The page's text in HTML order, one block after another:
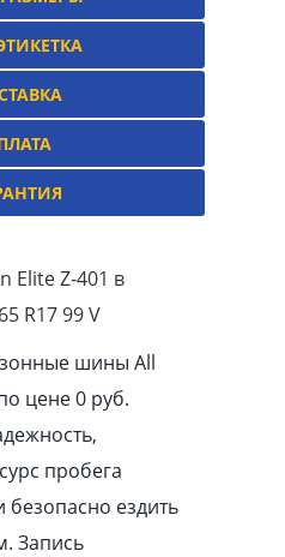
Elite Z-401 в
R17 99 V
шины All
цене 0 руб.
пробега
безопасно ездить
Запись